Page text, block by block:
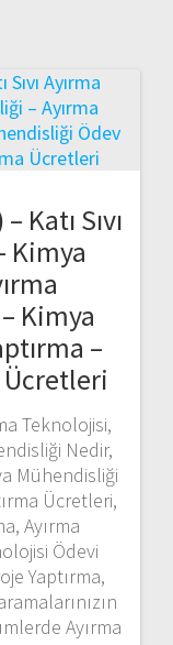
Katı Sıvı
Kimya
Kimya
–
Ücretleri
Teknolojisi,
Nedir,
Mühendisliği
Ücretleri,
Ayırma
Ödevi
Yaptırma,
Ayırma